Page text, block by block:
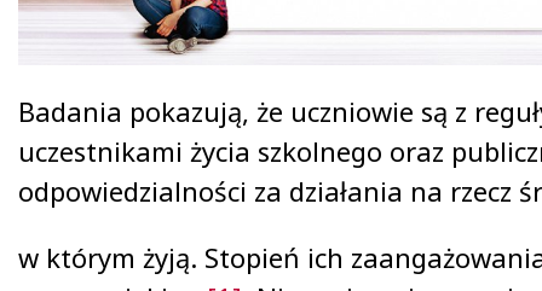
Badania pokazują, że uczniowie są z
uczestnikami życia szkolnego oraz
odpowiedzialności za działania na rzecz
w którym żyją. Stopień ich